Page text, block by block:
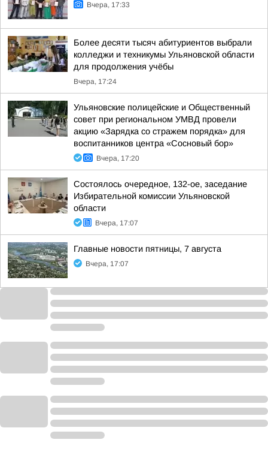
Вчера, 17:33
Более десяти тысяч абитуриентов выбрали
колледжи и техникумы Ульяновской области
для продолжения учёбы
Вчера, 17:24
Ульяновские полицейские и Общественный
совет при региональном УМВД провели
акцию «Зарядка со стражем порядка» для
воспитанников центра «Сосновый бор»
Вчера, 17:20
Состоялось очередное, 132-ое, заседание
Избирательной комиссии Ульяновской
области
Вчера, 17:07
Главные новости пятницы, 7 августа
Вчера, 17:07